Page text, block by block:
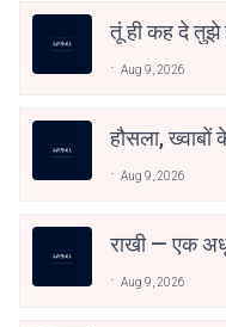
तूं ही कह दे तुझे
Aug 9, 2026
हौसला,
Aug 9, 2026
राखी — एक
Aug 9, 2026